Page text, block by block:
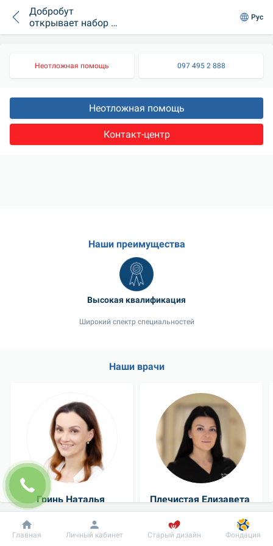
Добробут
открывает набор в
интернатуру
Рус
Неотложная помощь 097 495 2 888
Неотложная помощь
Контакт-центр
Наши преимущества
Высокая квалификация
Широкий спектр специальностей
Наши врачи
Гринь Наталья
Викторовна
Отоларинголог
Плечистая Елизавета
Эдуардовна
Анестезиолог
Добробут Информация Пациенту
Главная Личный кабинет Старый дизайн Фондация